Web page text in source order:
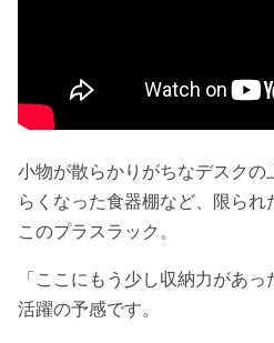
小物が散らかりがちなデスク
らくなった食器棚など、限られ
このプラスラック。
「ここにもう少し収納力があ
活躍の予感です。